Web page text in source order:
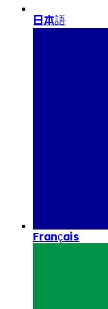
日本語
Français